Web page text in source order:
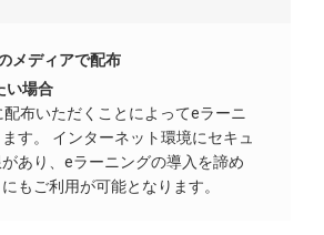
メディアで配布
い場合
配布いただくことによってeラーニ
す。 インターネット環境にセキュ
あり、eラーニングの導入を諦め
もご利用が可能となります。